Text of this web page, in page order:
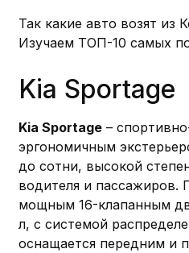
Так какие авто возят из
Изучаем ТОП-10 самых
Kia Sportage
Kia Sportage –
эргономичным
до сотни, высокой
водителя и пассажиров.
мощным 16-клапанным
л, с системой
оснащается передним и